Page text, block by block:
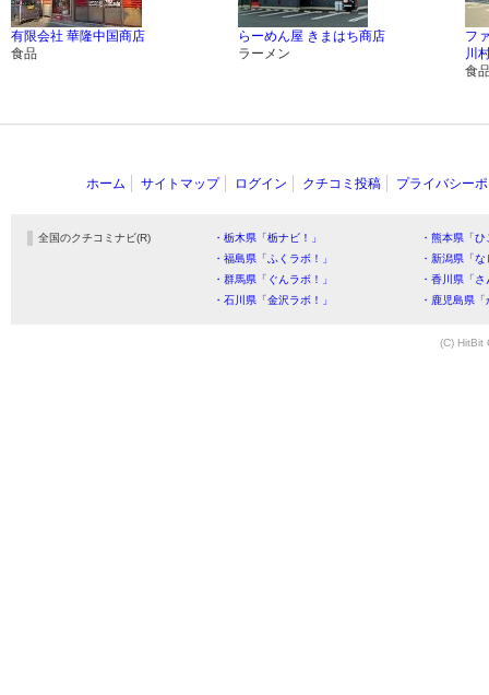
有限会社 華隆中国商店
食品
らーめん屋 きまはち商店
ラーメン
フ
川
食
ホーム サイトマップ ログイン クチコミ投稿 プライバシー
全国のクチコミナビ(R) ・栃木県「栃ナビ！」
・熊本県「
・福島県「ふくラボ！」
・新潟県「
・群馬県「ぐんラボ！」
・香川県「
・石川県「金沢ラボ！」
・鹿児島県
(C) HitBit